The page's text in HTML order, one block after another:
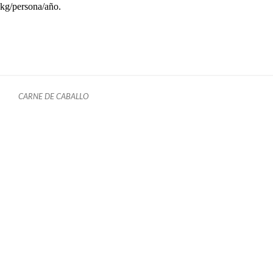
kg/persona/año.
CARNE DE CABALLO